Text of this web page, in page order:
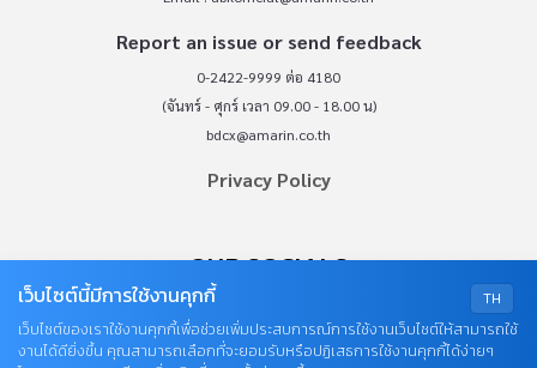
Report an issue or send feedback
0-2422-9999 ต่อ 4180
(จันทร์ - ศุกร์ เวลา 09.00 - 18.00 น)
bdcx@amarin.co.th
Privacy Policy
OUR SOCIALS
TH
เว็บไซต์นี้มีการใช้งานคุกกี้
เว็บไซต์ของเราใช้งานคุกกี้เพื่อช่วยเพิ่มประสบการณ์การใช้งานเว็บไซต์ให้สามารถใช้
งานได้ดียิ่งขึ้น คุณสามารถเลือกที่จะยอมรับหรือปฏิเสธการใช้งานคุกกี้ได้ง่ายๆ